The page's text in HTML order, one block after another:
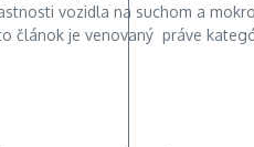
vozidla na suchom a
článok je venovaný práve